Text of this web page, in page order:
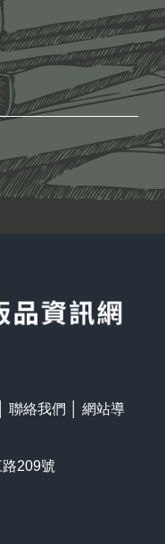
聯絡我們
網站導
209號